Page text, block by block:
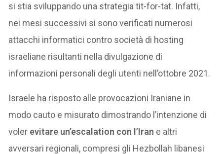
si stia sviluppando una strategia tit-for-tat. Infatti,
nei mesi successivi si sono verificati numerosi
attacchi informatici contro società di hosting
israeliane risultanti nella divulgazione di
informazioni personali degli utenti nell’ottobre 2021.
Israele ha risposto alle provocazioni Iraniane in
modo cauto e misurato dimostrando l’intenzione di
voler evitare un’escalation con l’Iran e altri
avversari regionali, compresi gli Hezbollah libanesi